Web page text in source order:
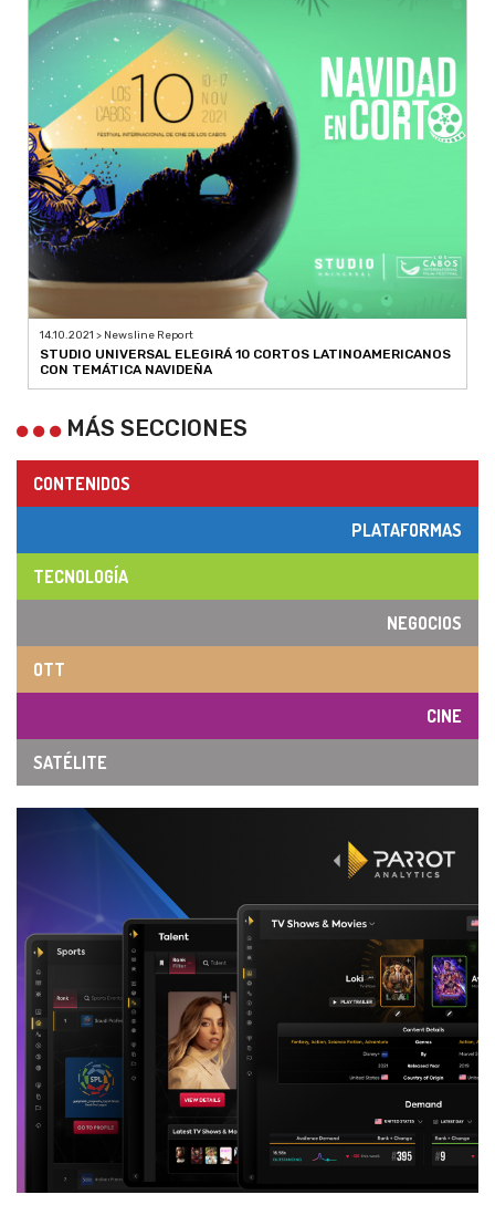
14.10.2021 > Newsline Report
STUDIO UNIVERSAL ELEGIRÁ 10 CORTOS LATINOAMERICANOS
CON TEMÁTICA NAVIDEÑA
MÁS SECCIONES
CONTENIDOS
PLATAFORMAS
TECNOLOGÍA
NEGOCIOS
OTT
CINE
SATÉLITE